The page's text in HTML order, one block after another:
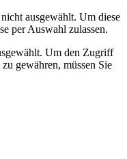
ausgewählt. Um diese
per Auswahl zulassen.
Um den Zugriff
gewähren, müssen Sie